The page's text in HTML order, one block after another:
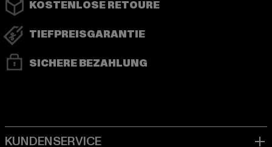
KOSTENLOSE RETOURE
TIEFPREISGARANTIE
SICHERE BEZAHLUNG